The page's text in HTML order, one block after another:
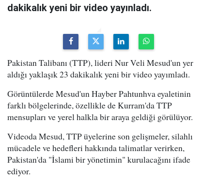
dakikalık yeni bir video yayınladı.
Pakistan Talibanı (TTP), lideri Nur Veli Mesud'un yer
aldığı yaklaşık 23 dakikalık yeni bir video yayımladı.
Görüntülerde Mesud'un Hayber Pahtunhva eyaletinin
farklı bölgelerinde, özellikle de Kurram'da TTP
mensupları ve yerel halkla bir araya geldiği görülüyor.
Videoda Mesud, TTP üyelerine son gelişmeler, silahlı
mücadele ve hedefleri hakkında talimatlar verirken,
Pakistan'da "İslami bir yönetimin" kurulacağını ifade
ediyor.